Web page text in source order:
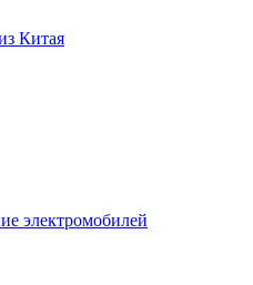
Китая
электромобилей